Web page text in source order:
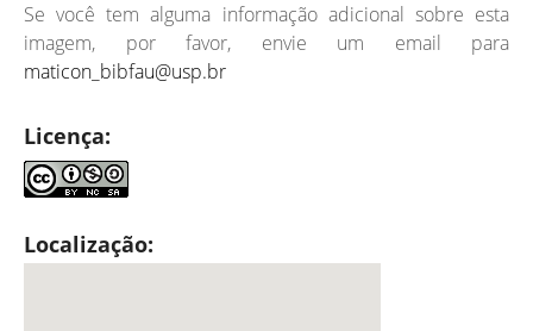
Se você tem alguma informação adicional sobre esta
imagem, por favor, envie um email para
maticon_bibfau@usp.br
Licença:
Localização: